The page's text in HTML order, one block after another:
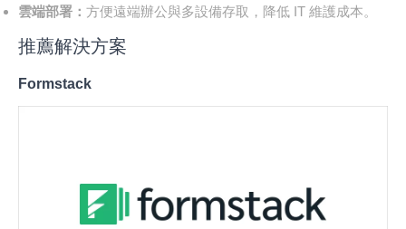
雲端部署：方便遠端辦公與多設備存取，降低 IT 維護成本。
推薦解決方案
Formstack